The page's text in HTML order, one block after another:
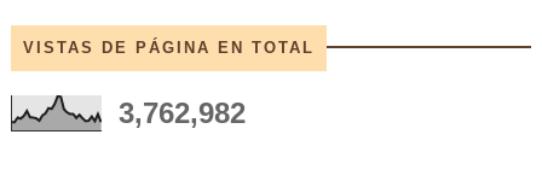
VISTAS DE PÁGINA EN TOTAL
3,762,982